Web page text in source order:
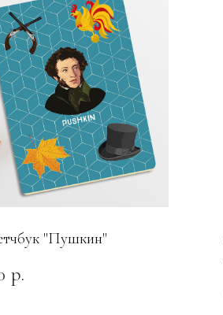
"Пушкин"
р.